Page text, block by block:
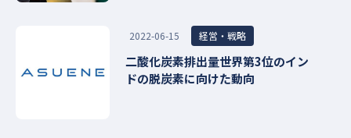
2022-06-15 経営・戦略
二酸化炭素排出量世界第3位のイン
ドの脱炭素に向けた動向